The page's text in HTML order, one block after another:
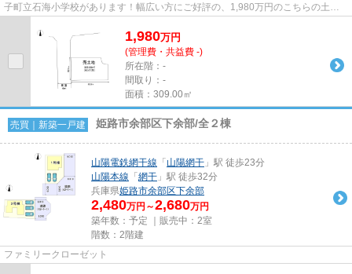
子町立石海小学校があります！幅広い方にご好評の、1,980万円のこちらの土地
1,980万円
(管理費・共益費 -)
所在階：-
間取り：-
面積：309.00㎡
売買｜新築一戸建 姫路市余部区下余部/全２棟
山陽電鉄網干線 「 山陽網干 」駅 徒歩23分
山陽本線 「 網干 」駅 徒歩32分
兵庫県姫路市余部区下余部
2,480万円～2,680万円
築年数：予定 ｜販売中： 2室
階数：2階建
ファミリークローゼット